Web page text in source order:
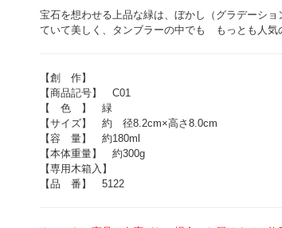
宝石を想わせる上品な緑は、ぼかし（グラデーシ
ていて美しく、タンブラーの中でも もっとも人気
【創 作】
【商品記号】 C01
【 色 】 緑
【サイズ】 約 径8.2cm×高さ8.0cm
【容 量】 約180ml
【本体重量】 約300g
【専用木箱入】
【品 番】 5122